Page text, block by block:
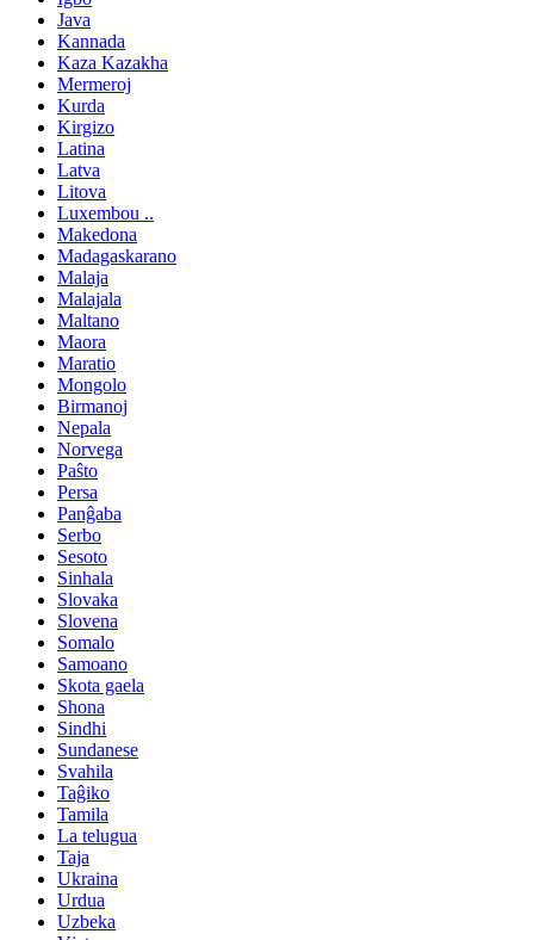
Java
Kannada
Kaza Kazakha
Mermeroj
Kurda
Kirgizo
Latina
Latva
Litova
Luxembou ..
Makedona
Madagaskarano
Malaja
Malajala
Maltano
Maora
Maratio
Mongolo
Birmanoj
Nepala
Norvega
Paŝto
Persa
Panĝaba
Serbo
Sesoto
Sinhala
Slovaka
Slovena
Somalo
Samoano
Skota gaela
Shona
Sindhi
Sundanese
Svahila
Taĝiko
Tamila
La telugua
Taja
Ukraina
Urdua
Uzbeka